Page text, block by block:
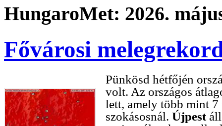
HungaroMet: 2026.
Fővárosi
Pünkösd hétfőjén
volt. Az országos
lett, amely több mint
szokásosnál. Újpest